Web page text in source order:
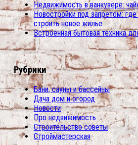
Недвижимость в ванкувере:
Новостройки под запретом:
строить новое жилье
Встроенная бытовая техника
Рубрики
Бани, сауны и бассейны
Дача дом и огород
Новости
Про недвижимость
Строительство советы
Строймастерская